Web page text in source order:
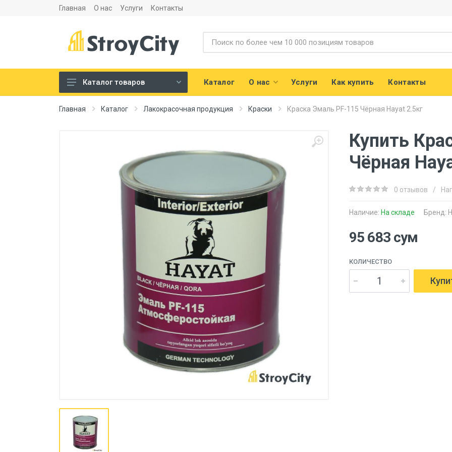
Главная О нас Услуги Контакты
Листовые материалы и
аксессуары
Напольные покрытия
Лакокрасочная продукция
Пена, Клей, Герметики
Каталог товаров Каталог О нас Услуги Как купить Контакты
Главная Каталог Лакокрасочная продукция Краски Краска Эмаль PF-115 Чёрная Hayat 2.5кг
Купить
Чёрная
0 отзывов /
Наличие: На складе Бренд:
95 683 сум
КОЛИЧЕСТВО